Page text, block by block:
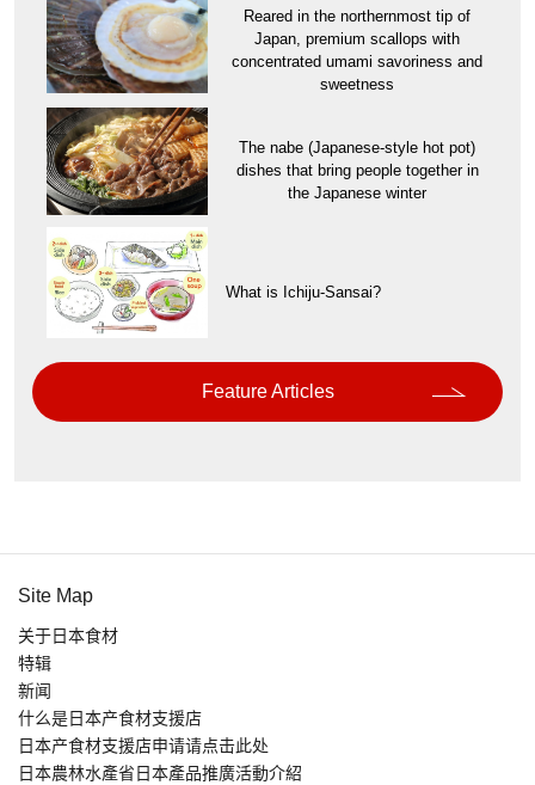
Reared in the northernmost tip of
Japan, premium scallops with
concentrated umami savoriness and
sweetness
The nabe (Japanese-style hot pot)
dishes that bring people together in
the Japanese winter
What is Ichiju-Sansai?
Feature Articles
Site Map
关于日本食材
特辑
新闻
什么是日本产食材支援店
日本产食材支援店申请请点击此处
日本農林水產省日本產品推廣活動介紹